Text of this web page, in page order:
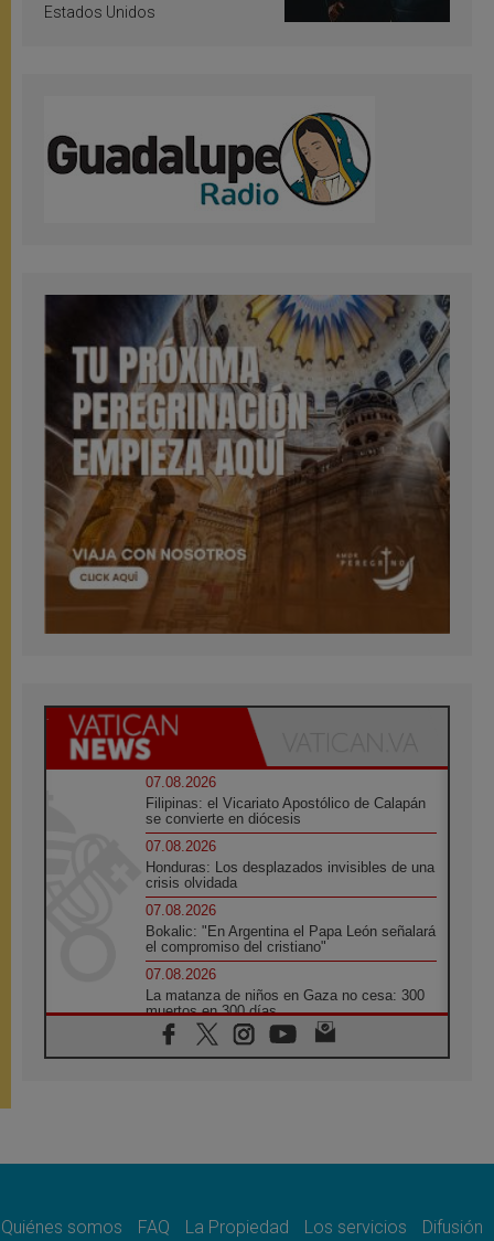
Estados Unidos
07.08.2026
Filipinas: el Vicariato Apostólico de Calapán
se convierte en diócesis
07.08.2026
Honduras: Los desplazados invisibles de una
crisis olvidada
07.08.2026
Bokalic: "En Argentina el Papa León señalará
el compromiso del cristiano"
07.08.2026
La matanza de niños en Gaza no cesa: 300
muertos en 300 días
07.08.2026
Tagle: La guerra desfigura el mundo, solo la
como misión al servicio del Evangelio
Quiénes somos FAQ La Propiedad Los servicios Difusión